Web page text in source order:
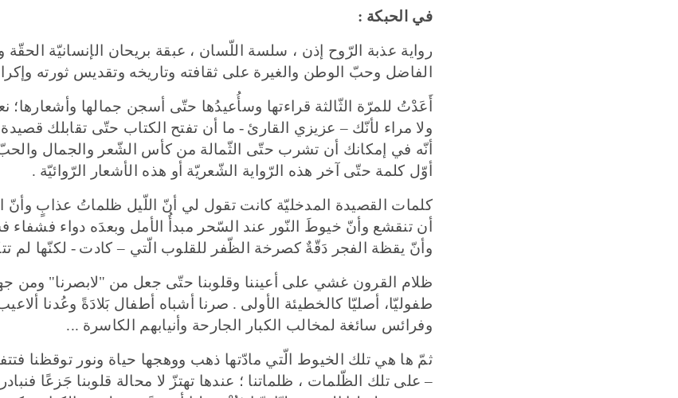
في الحبكة :
رواية عذبة الرّوح إذن ، سلسة اللّسان ، عبقة بريحان الإنسانيّة الحقّة
الفاضل وحبّ الوطن والغيرة على ثقافته وتاريخه وتقديس ثورته وإكرام
أَعَدْتُ للمرّة الثّالثة قراءتها وسأُعيدُها حتّى أسجن جمالها وأشعارها؛
ولا مراء لأنّك – عزيزي القارئ - ما أن تفتح الكتاب حتّى تقابلك
أنّه في إمكانك أن تشرب حتّى الثّمالة من كأس الشّعر والجمال والحبّ
أوّل كلمة حتّى آخر هذه الرّواية الشّعريّة أو هذه الأشعار الرّوائيّة .
كلمات القصيدة المدخليّة كانت تقول لي أنّ اللّيل ظلماتُ عذابٍ وأنّ
أن تنقشع وأنّ خيوطَ النّور عند السّحر مبدأُ الأمل وبعدَه دواء فشفاء
وأنّ يقظة الفجر دَقّةٌ كصرخة الظّفر للقلوب الّتي – كادت - لكنّها لم
ظلام القرون غشي على أعيننا وقلوبنا حتّى جعل من "لابصرنا" ومن
طفوليّا، أصليّا كالخطيئة الأولى . صرنا أشباه أطفال بَلادَةً وعُدنا
وفرائس سائغة لمخالب الكبار الجارحة وأنيابهم الكاسرة ...
ثمّ ها هي تلك الخيوط الّتي مادّتها ذهب ووهجها حياة ونور توقظنا
– على تلك الظّلمات ، ظلماتنا ؛ عندها تهتزّ لا محالة قلوبنا جَزعًا